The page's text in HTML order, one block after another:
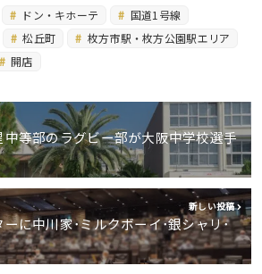
ドン・キホーテ
国道1号線
松丘町
枚方市駅・枚方公園駅エリア
開店
等部のラグビー部が大阪中学校選手
新しい投稿
に中川家･ミルクボーイ･銀シャリ･